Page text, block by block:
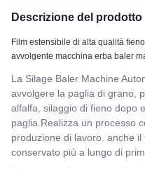
Descrizione del prodotto
Film estensibile di alta qualità
avvolgente macchina erba baler
La Silage Baler Machine
avvolgere la paglia di grano,
alfalfa, silaggio di fieno dopo
paglia.Realizza un processo
produzione di lavoro. anche
conservato più a lungo di